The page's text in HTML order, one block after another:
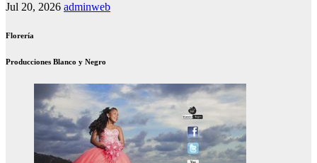
Jul 20, 2026 adminweb
Florería
Producciones Blanco y Negro